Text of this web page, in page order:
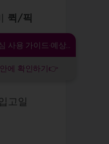
퀵/픽
격 재
고일
위고비 기대효과·안심 사용 가이드·예상 비용
에 확인하기👉